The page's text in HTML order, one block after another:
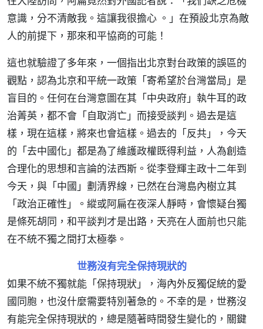
意識，分不清敵我。這讓我很擔心 。」在預設北京為敵
人的前提下，那來和平協商的可能！
這也就驗證了多年來，一個指出北京對台政策的誤區的
觀點，認為北京和平統一政策「寄希望於台灣當局」是
盲目的。任何在台灣意圖在其「中央政府」執牛耳的政
治菁英，都不會「自取消亡」而接受談判。過去是這
樣，現在這樣，將來也會這樣。過去的「反共」，今天
的「去中國化」都是為了維護政權既得利益，人為創造
合理化的思想和言論的法西斯。從李登輝主政十二年到
今天，與「中國」劃清界線，已然在台灣島內樹立其
「政治正確性」。縱或阿扁在夜深人靜時，會懷疑台獨
是條死胡同，和平談判才是出路，天亮在人面前也只能
在不統不獨之間打太極拳。
世務沒有完全保持現狀的
如果不統不獨就能「保持現狀」，海內外反獨促統的愛
國同胞，也沒什麼需要特別著急的。不幸的是，世務沒
有能完全保持現狀的，總是隨著時間發生變化的，關鍵